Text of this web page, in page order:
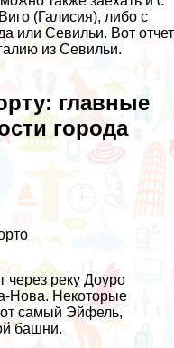
(Галисия), либо с
или Севильи. Вот отчет
из Севильи.
главные
города
реку Доуро
Нова. Некоторые
самый Эйфель,
башни.